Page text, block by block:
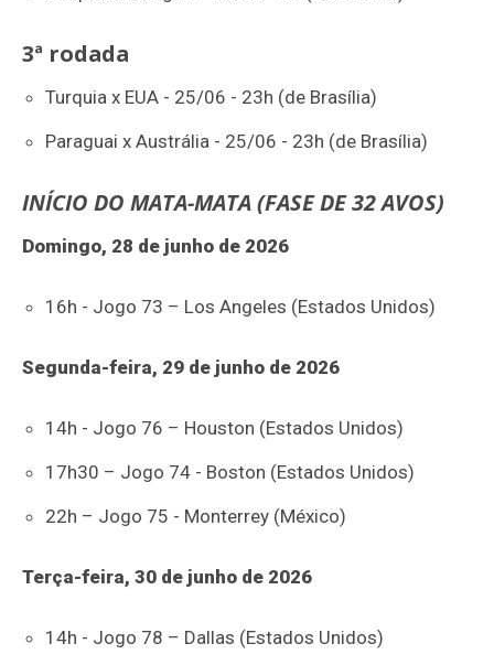
3ª rodada
Turquia x EUA - 25/06 - 23h (de Brasília)
Paraguai x Austrália - 25/06 - 23h (de Brasília)
INÍCIO DO MATA-MATA (FASE DE 32 AVOS)
Domingo, 28 de junho de 2026
16h - Jogo 73 – Los Angeles (Estados Unidos)
Segunda-feira, 29 de junho de 2026
14h - Jogo 76 – Houston (Estados Unidos)
17h30 – Jogo 74 - Boston (Estados Unidos)
22h – Jogo 75 - Monterrey (México)
Terça-feira, 30 de junho de 2026
14h - Jogo 78 – Dallas (Estados Unidos)